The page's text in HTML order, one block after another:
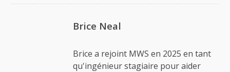
Brice Neal
Brice a rejoint MWS en 2025 en tant
qu'ingénieur stagiaire pour aider